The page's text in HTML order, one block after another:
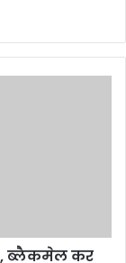
ब्लैकमेल कर